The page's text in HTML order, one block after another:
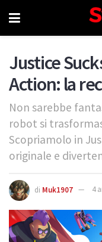
Justice
Action: la
Non sarebbe
robot si
Scopriamolo in
originale e
di Muk1907 4